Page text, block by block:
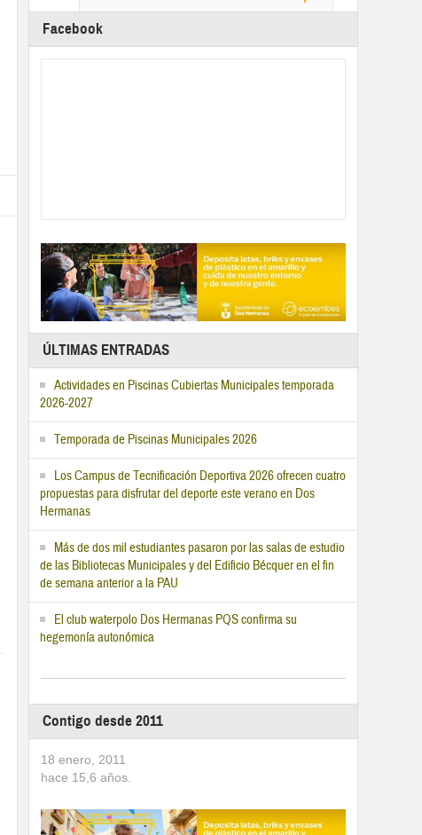
Facebook
ÚLTIMAS ENTRADAS
Actividades en Piscinas Cubiertas Municipales temporada
2026-2027
Temporada de Piscinas Municipales 2026
Los Campus de Tecnificación Deportiva 2026 ofrecen cuatro
propuestas para disfrutar del deporte este verano en Dos
Hermanas
Más de dos mil estudiantes pasaron por las salas de estudio
de las Bibliotecas Municipales y del Edificio Bécquer en el fin
de semana anterior a la PAU
El club waterpolo Dos Hermanas PQS confirma su
hegemonía autonómica
Contigo desde 2011
18 enero, 2011
hace 15,6 años.